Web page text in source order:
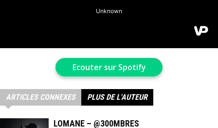
Ecouter sur Spotify
ARTICLES CONNEXES PLUS DE L'AUTEUR
LOMANE – @300MBRES